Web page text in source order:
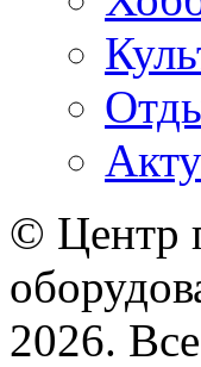
© Центр
2026.